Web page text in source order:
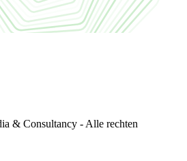
& Consultancy - Alle rechten